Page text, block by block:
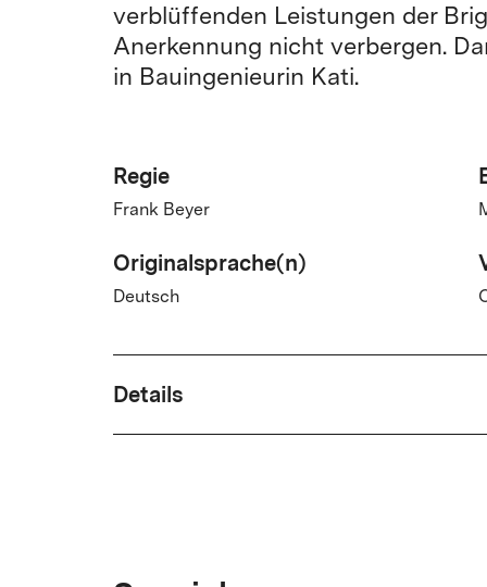
verblüffenden Leistungen der
Anerkennung nicht verbergen.
in Bauingenieurin Kati.
Regie
Frank Beyer
Originalsprache(n)
Deutsch
Details